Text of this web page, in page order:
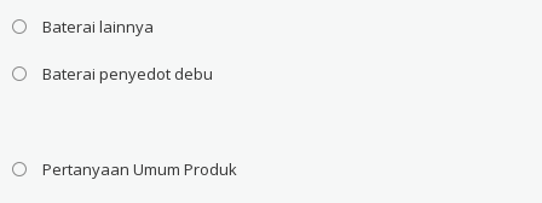
Baterai lainnya
Baterai penyedot debu
Pertanyaan Umum Produk